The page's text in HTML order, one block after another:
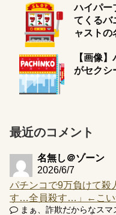
ハイパー
てくるバ
ャストの
【画像
がセクシ
最近のコメント
名無し＠ゾーン
2026/6/7
パチンコで9万負けて殺
す…全員殺す…」←こい
まぁ、詐欺だからなス